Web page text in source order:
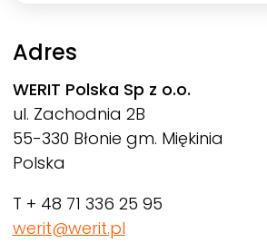
Adres
WERIT Polska Sp z o.o.
ul. Zachodnia 2B
55-330 Błonie gm. Miękinia
Polska
T + 48 71 336 25 95
werit@werit.pl